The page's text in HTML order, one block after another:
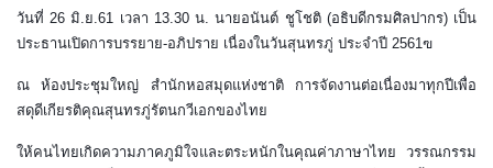
วันที่ 26 มิ.ย.61 เวลา 13.30 น. นายอนันต์ ชูโชติ (อธิบดีกรมศิลปากร) เป็น
ประธานเปิดการบรรยาย-อภิปราย เนื่องในวันสุนทรภู่ ประจำปี 2561ฃ
ณ ห้องประชุมใหญ่ สำนักหอสมุดแห่งชาติ การจัดงานต่อเนื่องมาทุกปีเพื่อ
สดุดีเกียรติคุณสุนทรภู่รัตนกวีเอกของไทย
ให้คนไทยเกิดความภาคภูมิใจและตระหนักในคุณค่าภาษาไทย วรรณกรรม